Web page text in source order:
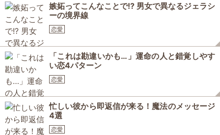
嫉妬ってこんなことで!? 男女で異なるジェラシ
ーの境界線
恋愛
「これは勘違いかも…」運命の人と錯覚しやす
い恋4パターン
恋愛
忙しい彼から即返信が来る！魔法のメッセージ
4選
恋愛